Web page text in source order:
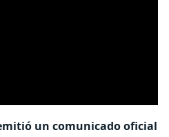
un comunicado oficial